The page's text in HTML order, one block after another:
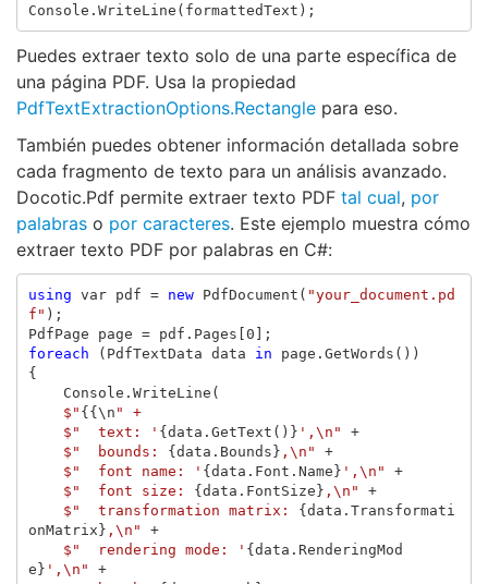
Console . WriteLine ( formattedText );
Puedes extraer texto solo de una parte específica de
una página PDF. Usa la propiedad
PdfTextExtractionOptions.Rectangle para eso.
También puedes obtener información detallada sobre
cada fragmento de texto para un análisis avanzado.
Docotic.Pdf permite extraer texto PDF tal cual, por
palabras o por caracteres. Este ejemplo muestra cómo
extraer texto PDF por palabras en C#:
using var pdf = new PdfDocument ( "your_document.pd
f" );
PdfPage
page = pdf . Pages [0 ];
foreach
( PdfTextData data in page . GetWords ())
{
Console . WriteLine (
$" {{\ n
" +
$"  text: ' {data . GetText ()} ',\n"
+
$"  bounds: {data . Bounds} ,\n"
+
$"  font name: ' {data . Font . Name} ',\n"
+
$"  font size: {data . FontSize} ,\n"
+
$"  transformation matrix: {data . Transformati
onMatrix} ,\n"
+
$"  rendering mode: ' {data . RenderingMod
e} ',\n"
+